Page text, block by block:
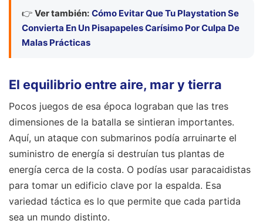
👉 Ver también: Cómo Evitar Que Tu Playstation Se
Convierta En Un Pisapapeles Carísimo Por Culpa De
Malas Prácticas
El equilibrio entre aire, mar y tierra
Pocos juegos de esa época lograban que las tres
dimensiones de la batalla se sintieran importantes.
Aquí, un ataque con submarinos podía arruinarte el
suministro de energía si destruían tus plantas de
energía cerca de la costa. O podías usar paracaidistas
para tomar un edificio clave por la espalda. Esa
variedad táctica es lo que permite que cada partida
sea un mundo distinto.